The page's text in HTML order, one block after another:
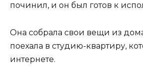
починил, и он был готов к
Она собрала свои вещи из
поехала в студию-квартиру,
интернете.